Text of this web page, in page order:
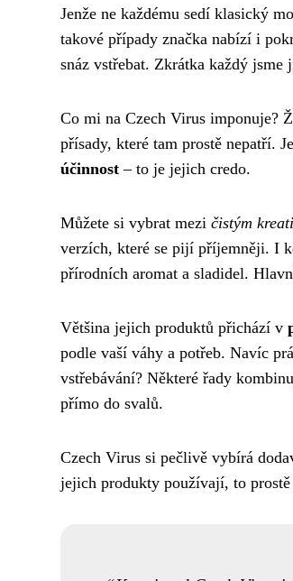
Jenže ne každému sedí klasický
takové případy značka nabízí i
snáz vstřebat. Zkrátka každý
Co mi na Czech Virus imponuje?
přísady, které tam prostě nepatří.
účinnost – to je jejich credo.
Můžete si vybrat mezi čistým
verzích, které se pijí příjemněji. I
přírodních aromat a sladidel.
Většina jejich produktů přichází v
podle vaší váhy a potřeb. Navíc
vstřebávání? Některé řady
přímo do svalů.
Czech Virus si pečlivě vybírá
jejich produkty používají, to